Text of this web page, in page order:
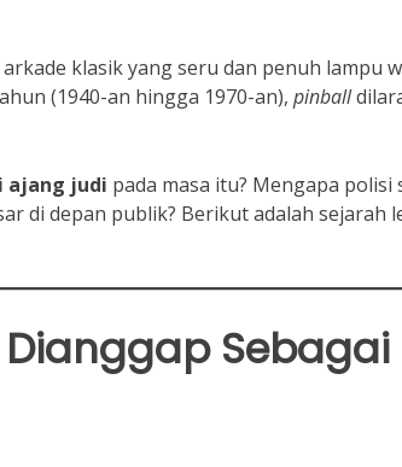
klasik yang seru dan penuh lampu
(1940-an hingga 1970-an), pinball
ajang judi pada masa itu? Mengapa polisi
di depan publik? Berikut adalah sejarah
Sebagai